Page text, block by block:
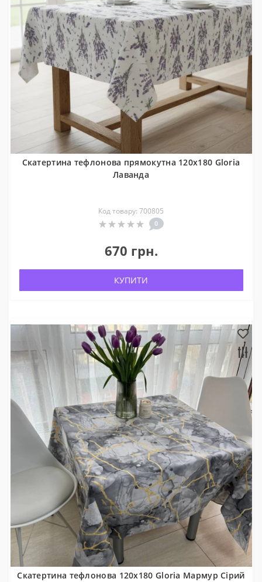
Скатертина тефлонова прямокутна 120x180 Gloria
Лаванда
Код товару: 700805
0
670 грн.
КУПИТИ
Скатертина тефлонова 120x180 Gloria Мармур Сірий